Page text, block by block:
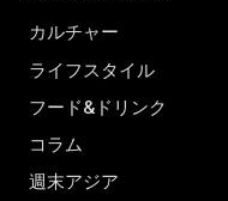
カルチャー
ライフスタイル
フード&ドリンク
コラム
週末アジア